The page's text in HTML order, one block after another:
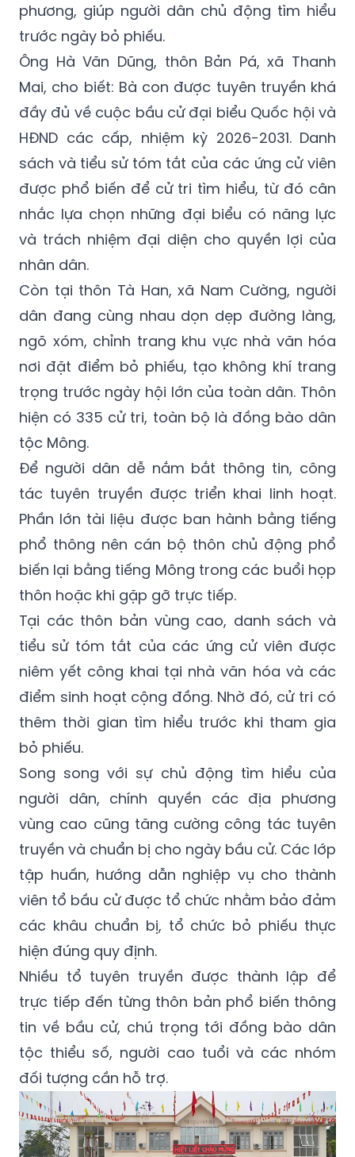
phương, giúp người dân chủ động tìm hiểu
trước ngày bỏ phiếu.
Ông Hà Văn Dũng, thôn Bản Pá, xã Thanh
Mai, cho biết: Bà con được tuyên truyền khá
đầy đủ về cuộc bầu cử đại biểu Quốc hội và
HĐND các cấp, nhiệm kỳ 2026-2031. Danh
sách và tiểu sử tóm tắt của các ứng cử viên
được phổ biến để cử tri tìm hiểu, từ đó cân
nhắc lựa chọn những đại biểu có năng lực
và trách nhiệm đại diện cho quyền lợi của
nhân dân.
Còn tại thôn Tà Han, xã Nam Cường, người
dân đang cùng nhau dọn dẹp đường làng,
ngõ xóm, chỉnh trang khu vực nhà văn hóa
nơi đặt điểm bỏ phiếu, tạo không khí trang
trọng trước ngày hội lớn của toàn dân. Thôn
hiện có 335 cử tri, toàn bộ là đồng bào dân
tộc Mông.
Để người dân dễ nắm bắt thông tin, công
tác tuyên truyền được triển khai linh hoạt.
Phần lớn tài liệu được ban hành bằng tiếng
phổ thông nên cán bộ thôn chủ động phổ
biến lại bằng tiếng Mông trong các buổi họp
thôn hoặc khi gặp gỡ trực tiếp.
Tại các thôn bản vùng cao, danh sách và
tiểu sử tóm tắt của các ứng cử viên được
niêm yết công khai tại nhà văn hóa và các
điểm sinh hoạt cộng đồng. Nhờ đó, cử tri có
thêm thời gian tìm hiểu trước khi tham gia
bỏ phiếu.
Song song với sự chủ động tìm hiểu của
người dân, chính quyền các địa phương
vùng cao cũng tăng cường công tác tuyên
truyền và chuẩn bị cho ngày bầu cử. Các lớp
tập huấn, hướng dẫn nghiệp vụ cho thành
viên tổ bầu cử được tổ chức nhằm bảo đảm
các khâu chuẩn bị, tổ chức bỏ phiếu thực
hiện đúng quy định.
Nhiều tổ tuyên truyền được thành lập để
trực tiếp đến từng thôn bản phổ biến thông
tin về bầu cử, chú trọng tới đồng bào dân
tộc thiểu số, người cao tuổi và các nhóm
đối tượng cần hỗ trợ.